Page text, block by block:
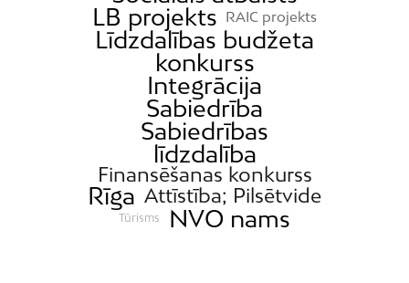
LB projekts
RAIC projekts
Līdzdalības budžeta
konkurss
Integrācija
Sabiedrība
Sabiedrības
līdzdalība
Finansēšanas konkurss
Rīga Attīstība; Pilsētvide
Tūrisms NVO nams